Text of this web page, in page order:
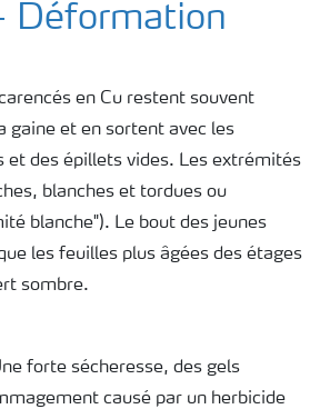
Déformation
en Cu restent souvent
gaine et en sortent avec les
et des épillets vides. Les extrémités
blanches et tordues ou
blanche"). Le bout des jeunes
les feuilles plus âgées des étages
sombre.
forte sécheresse, des gels
causé par un herbicide